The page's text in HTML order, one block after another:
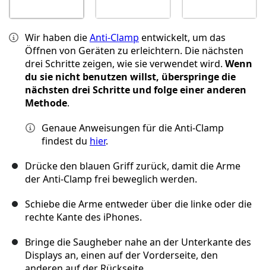
Wir haben dieAnti-Clamp entwickelt, um das
Öffnen von Geräten zu erleichtern. Die nächsten
drei Schritte zeigen, wie sie verwendet wird. Wenn
du sie nicht benutzen willst, überspringe die
nächsten drei Schritte und folge einer anderen
Methode.
Genaue Anweisungen für die Anti-Clamp
findest du hier.
Drücke den blauen Griff zurück, damit die Arme
der Anti-Clamp frei beweglich werden.
Schiebe die Arme entweder über die linke oder die
rechte Kante des iPhones.
Bringe die Saugheber nahe an der Unterkante des
Displays an, einen auf der Vorderseite, den